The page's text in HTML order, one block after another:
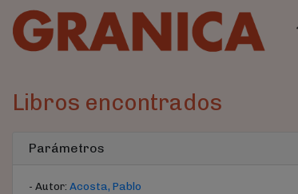
Libros encontrados
Parámetros
- Autor: Acosta, Pablo